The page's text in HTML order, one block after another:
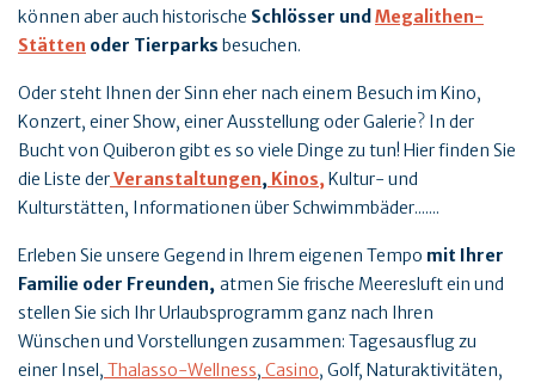
können aber auch historische Schlösser und Megalithen-
Stätten oder Tierparks besuchen.
Oder steht Ihnen der Sinn eher nach einem Besuch im Kino,
Konzert, einer Show, einer Ausstellung oder Galerie? In der
Bucht von Quiberon gibt es so viele Dinge zu tun! Hier finden Sie
die Liste derVeranstaltungen, Kinos, Kultur- und
Kulturstätten, Informationen über Schwimmbäder.......
Erleben Sie unsere Gegend in Ihrem eigenen Tempo mit Ihrer
Familie oder Freunden, atmen Sie frische Meeresluft ein und
stellen Sie sich Ihr Urlaubsprogramm ganz nach Ihren
Wünschen und Vorstellungen zusammen: Tagesausflug zu
einer Insel, Thalasso-Wellness, Casino, Golf, Naturaktivitäten,